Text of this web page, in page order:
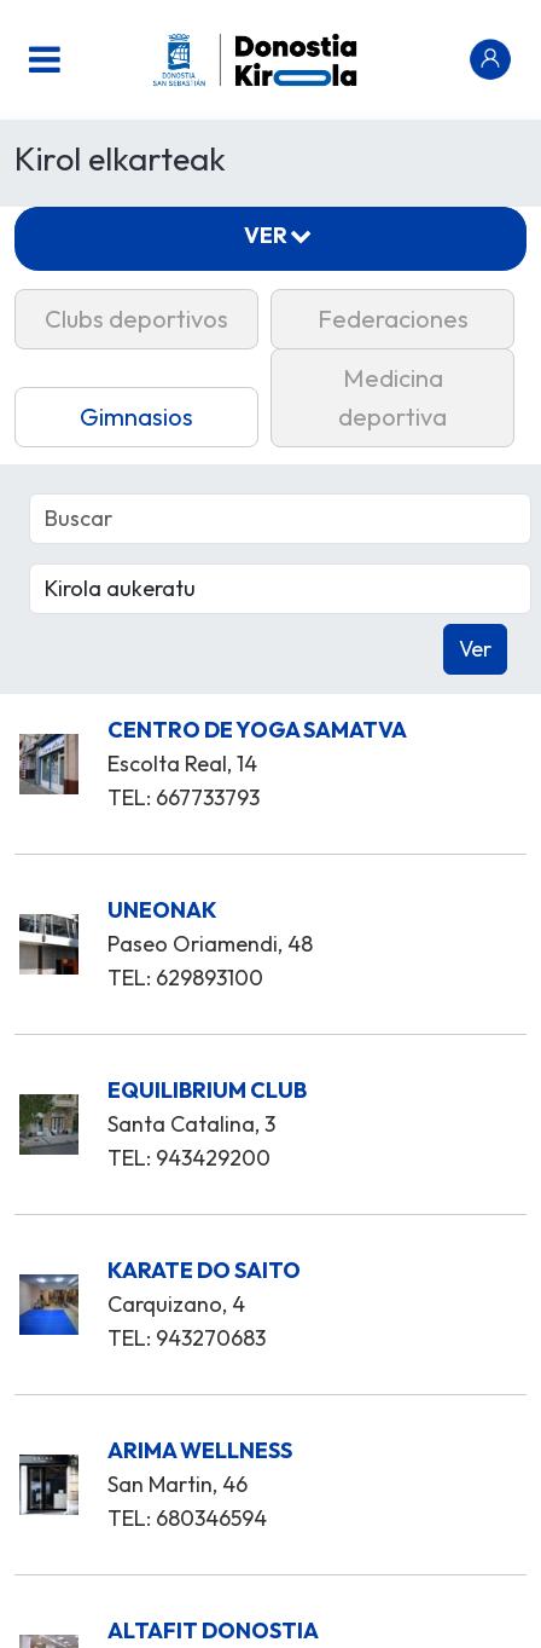
Kirol elkarteak
Clubs deportivos Federaciones
Gimnasios
Medicina
deportiva
CENTRO DE YOGA SAMATVA
Escolta Real, 14
TEL: 667733793
UNEONAK
Paseo Oriamendi, 48
TEL: 629893100
EQUILIBRIUM CLUB
Santa Catalina, 3
TEL: 943429200
KARATE DO SAITO
Carquizano, 4
TEL: 943270683
ARIMA WELLNESS
San Martin, 46
TEL: 680346594
ALTAFIT DONOSTIA
VER